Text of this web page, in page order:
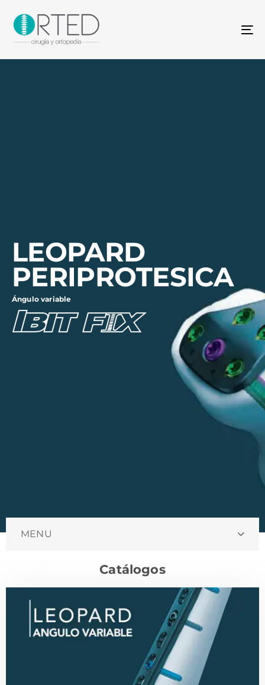
LEOPARD
PERIPROTESICA
Ángulo variable
MENU
Catálogos